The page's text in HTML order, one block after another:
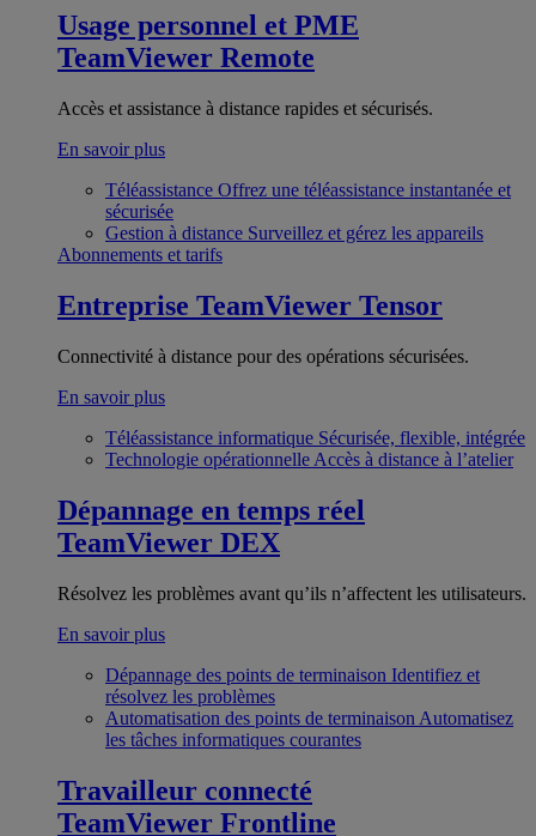
Usage personnel et PME
TeamViewer Remote
Accès et assistance à distance rapides et sécurisés.
En savoir plus
Téléassistance Offrez une téléassistance instantanée et
sécurisée
Gestion à distance Surveillez et gérez les appareils
Abonnements et tarifs
Entreprise TeamViewer Tensor
Connectivité à distance pour des opérations sécurisées.
En savoir plus
Téléassistance informatique Sécurisée, flexible, intégrée
Technologie opérationnelle Accès à distance à l’atelier
Dépannage en temps réel
TeamViewer DEX
Résolvez les problèmes avant qu’ils n’affectent les utilisateurs.
En savoir plus
Dépannage des points de terminaison Identifiez et
résolvez les problèmes
Automatisation des points de terminaison Automatisez
les tâches informatiques courantes
Travailleur connecté
TeamViewer Frontline